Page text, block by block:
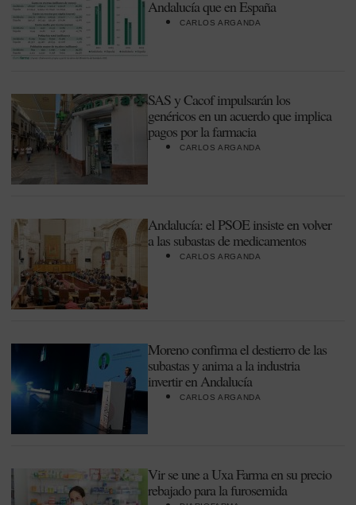
Andalucía que en España
CARLOS ARGANDA
SAS y Cacof impulsarán los
genéricos en un acuerdo que implica
pagos por la farmacia
CARLOS ARGANDA
Andalucía: el PSOE insiste en volver
a las subastas de medicamentos
CARLOS ARGANDA
Moreno confirma el destierro de las
subastas y anima a la industria
invertir en Andalucía
CARLOS ARGANDA
Vir se une a Uxa Farma en su precio
rebajado para la furosemida